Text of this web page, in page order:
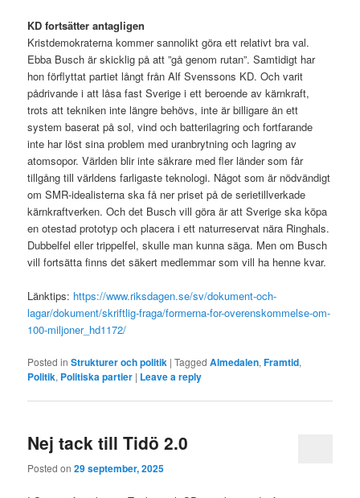
KD fortsätter antagligen
Kristdemokraterna kommer sannolikt göra ett relativt bra val.
Ebba Busch är skicklig på att ”gå genom rutan”. Samtidigt har
hon förflyttat partiet långt från Alf Svenssons KD. Och varit
pådrivande i att låsa fast Sverige i ett beroende av kärnkraft,
trots att tekniken inte längre behövs, inte är billigare än ett
system baserat på sol, vind och batterilagring och fortfarande
inte har löst sina problem med uranbrytning och lagring av
atomsopor. Världen blir inte säkrare med fler länder som får
tillgång till världens farligaste teknologi. Något som är nödvändigt
om SMR-idealisterna ska få ner priset på de serietillverkade
kärnkraftverken. Och det Busch vill göra är att Sverige ska köpa
en otestad prototyp och placera i ett naturreservat nära Ringhals.
Dubbelfel eller trippelfel, skulle man kunna säga. Men om Busch
vill fortsätta finns det säkert medlemmar som vill ha henne kvar.
Länktips: https://www.riksdagen.se/sv/dokument-och-
lagar/dokument/skriftlig-fraga/formerna-for-overenskommelse-om-
100-miljoner_hd1172/
Posted in Strukturer och politik |Tagged Almedalen,Framtid,
Politik, Politiska partier | Leave a reply
Nej tack till Tidö 2.0
Posted on29 september, 2025